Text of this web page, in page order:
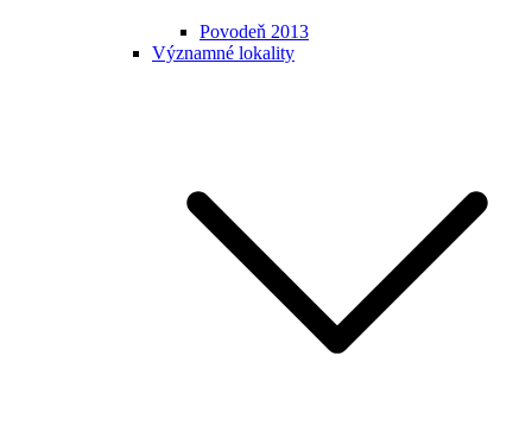
Povodeň 2013
Významné lokality